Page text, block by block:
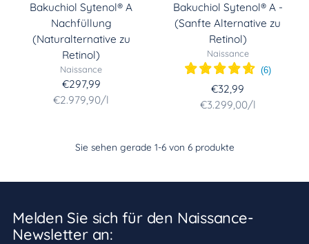
Bakuchiol Sytenol® A
Nachfüllung
(Naturalternative zu
Retinol)
Naissance
€297,99
Stückpreis
€2.979,90/per
l
Bakuchiol Sytenol® A -
(Sanfte Alternative zu
Retinol)
Naissance
(6)
€32,99
Stückpreis
€3.299,00/per
l
Sie sehen gerade 1-6 von 6 produkte
Melden Sie sich für den Naissance-
Newsletter an: